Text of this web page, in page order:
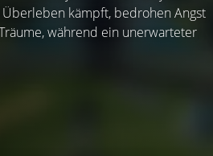
kämpft, bedrohen Angst
während ein unerwarteter